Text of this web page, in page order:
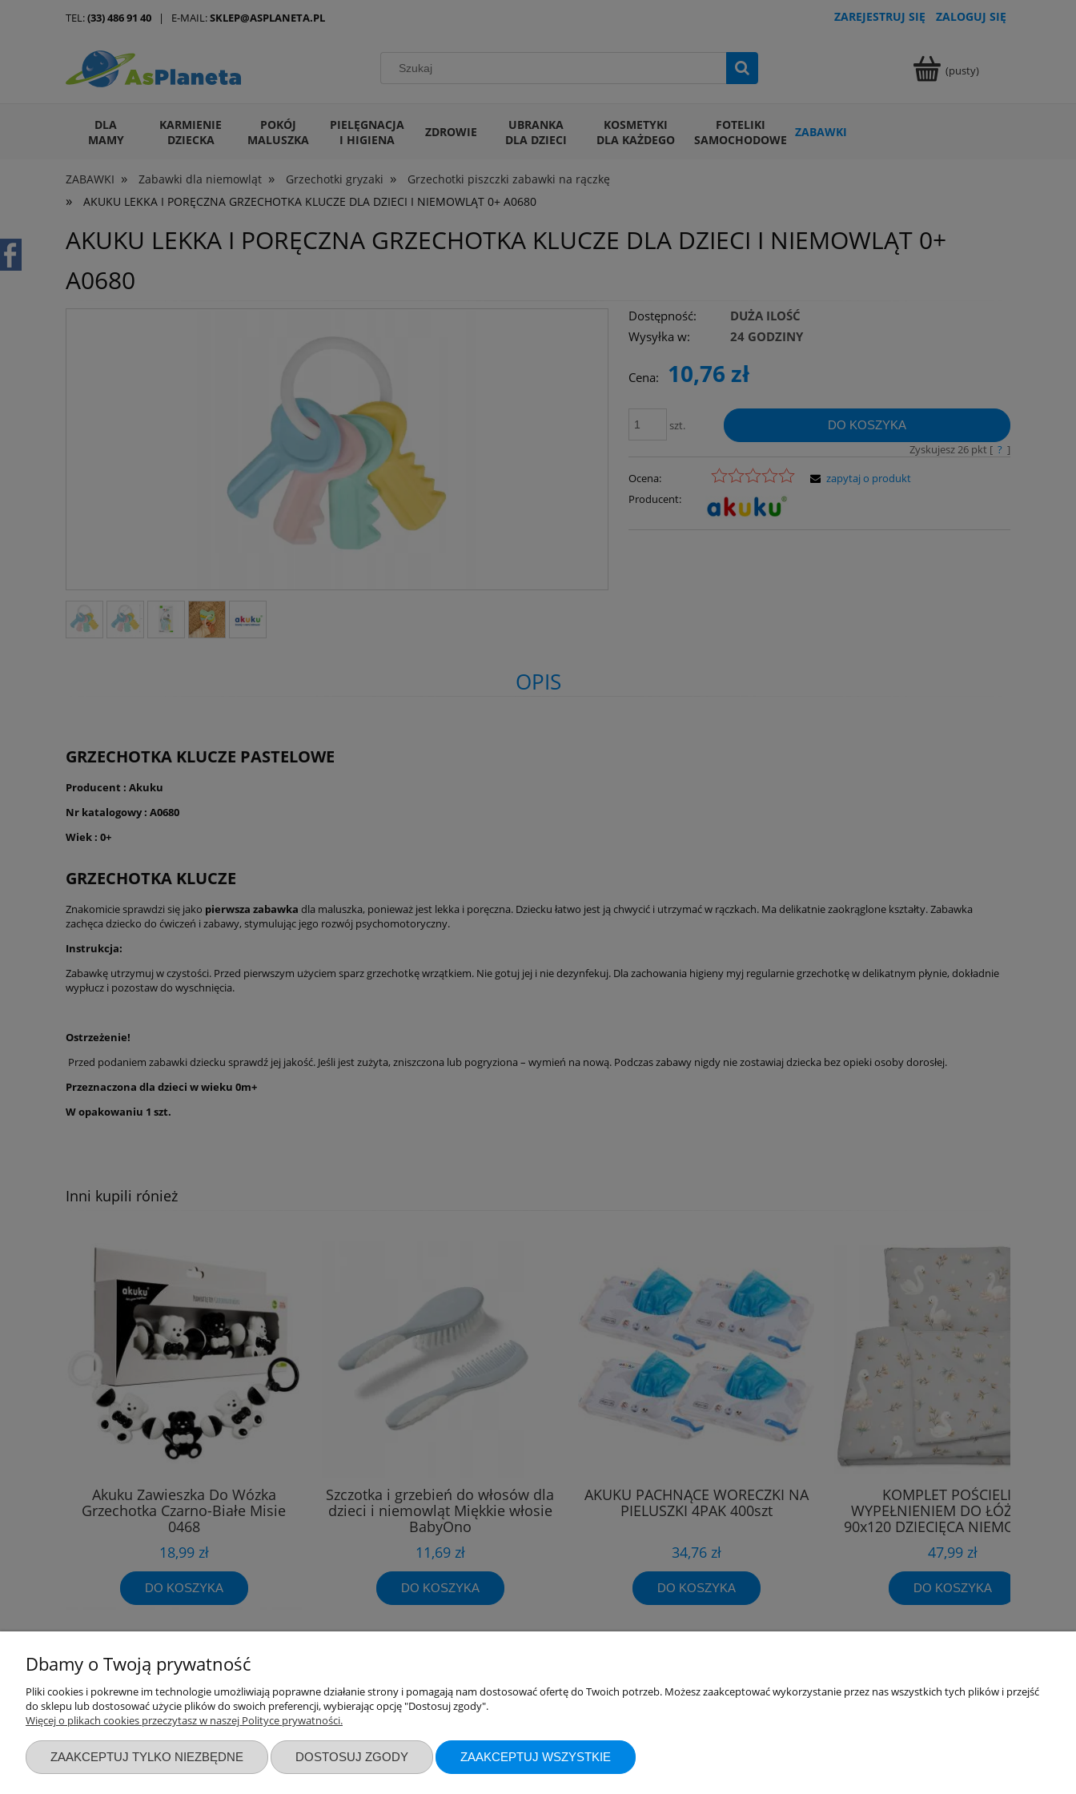
ZAREJESTRUJ SIĘ ZALOGUJ SIĘ
(pusty)
DLA
MAMY
KARMIENIE
DZIECKA
POKÓJ
MALUSZKA
PIELĘGNACJA
I HIGIENA
ZDROWIE
UBRANKA
DLA DZIECI
KOSMETYKI
DLA KAŻDEGO
FOTELIKI
SAMOCHODOWE ZABAWKI
ARTYKUŁY DLA ZWIERZĄT
ZABAWKI » Zabawki dla niemowląt » Grzechotki gryzaki » Grzechotki piszczki zabawki na rączkę
» AKUKU LEKKA I PORĘCZNA GRZECHOTKA KLUCZE DLA DZIECI I NIEMOWLĄT 0+ A0680
TEL:(33) 486 91 40 | E-MAIL:SKLEP@ASPLANETA.PL
AKUKU LEKKA I PORĘCZNA GRZECHOTKA KLUCZE DLA DZIECI I NIEMOWLĄT 0+
A0680
Dostępność:
DUŻA ILOŚĆ
Wysyłka w:
24 GODZINY
Cena: 10,76 zł
szt. DO KOSZYKA
Zyskujesz26pkt [ ? ]
Ocena:
Producent:
zapytaj o produkt
OPIS
GRZECHOTKA KLUCZE PASTELOWE
Producent : Akuku
Nr katalogowy : A0680
Wiek : 0+
GRZECHOTKA KLUCZE
Znakomicie sprawdzi się jako pierwsza zabawka dla maluszka, ponieważ jest lekka i poręczna. Dziecku łatwo jest ją chwycić i utrzymać w rączkach. Ma delikatnie zaokrąglone kształty. Zabawka
zachęca dziecko do ćwiczeń i zabawy, stymulując jego rozwój psychomotoryczny.
Instrukcja:
Zabawkę utrzymuj w czystości. Przed pierwszym użyciem sparz grzechotkę wrzątkiem. Nie gotuj jej i nie dezynfekuj. Dla zachowania higieny myj regularnie grzechotkę w delikatnym płynie, dokładnie
wypłucz i pozostaw do wyschnięcia.
Ostrzeżenie!
Przed podaniem zabawki dziecku sprawdź jej jakość. Jeśli jest zużyta, zniszczona lub pogryziona – wymień na nową. Podczas zabawy nigdy nie zostawiaj dziecka bez opieki osoby dorosłej.
Przeznaczona dla dzieci w wieku 0m+
W opakowaniu 1 szt.
Inni kupili rónież
Akuku Zawieszka Do Wózka
Grzechotka Czarno-Białe Misie
0468
18,99 zł
DO KOSZYKA
Szczotka i grzebień do włosów dla
dzieci i niemowląt Miękkie włosie
BabyOno
11,69 zł
DO KOSZYKA
AKUKU PACHNĄCE WORECZKI NA
PIELUSZKI 4PAK 400szt
34,76 zł
DO KOSZYKA
KOMPLET POŚCIELI Z
WYPEŁNIENIEM DO ŁÓŻECZKA
90x120 DZIECIĘCA NIEMOWLĘCA
47,99 zł
DO KOSZYKA
Przydatne linki
Nowości
Promocje
Wyprawka dla noworodka
Warunki zakupów
Regulaminy
Zwroty i reklamacje
Polityka prywatności
Moje konto
Ustawienia konta
Przechowalnia
Informacje o sklepie
Dbamy o Twoją prywatność
Pliki cookies i pokrewne im technologie umożliwiają poprawne działanie strony i pomagają nam dostosować ofertę do Twoich potrzeb. Możesz zaakceptować wykorzystanie przez nas wszystkich tych plików i przejść
do sklepu lub dostosować użycie plików do swoich preferencji, wybierając opcję "Dostosuj zgody".
Więcej o plikach cookies przeczytasz w naszej Polityce prywatności.
ZAAKCEPTUJ TYLKO NIEZBĘDNE DOSTOSUJ ZGODY ZAAKCEPTUJ WSZYSTKIE